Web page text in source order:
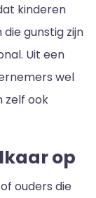
kinderen
gunstig zijn
Uit een
wel
zelf ook
op
ouders die